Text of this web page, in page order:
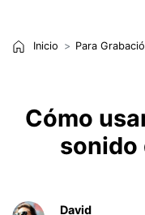
Consejos sobre la IA
Empresa
Inicio Para
Cómo
sonido
David